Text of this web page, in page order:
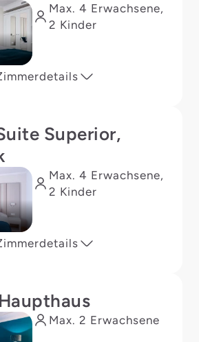
Max. 4 Erwachsene,
2 Kinder
Superior,
Max. 4 Erwachsene,
2 Kinder
Max. 2 Erwachsene